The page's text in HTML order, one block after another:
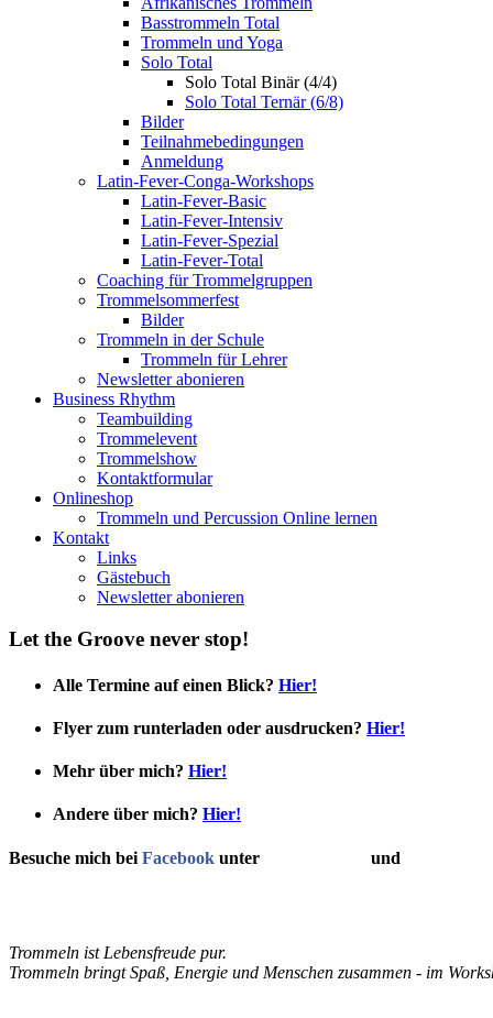
Basstrommeln Total
Trommeln und Yoga
Solo Total
Solo Total Binär (4/4)
Solo Total Ternär (6/8)
Bilder
Teilnahmebedingungen
Anmeldung
Latin-Fever-Conga-Workshops
Latin-Fever-Basic
Latin-Fever-Intensiv
Latin-Fever-Spezial
Latin-Fever-Total
Coaching für Trommelgruppen
Trommelsommerfest
Bilder
Trommeln in der Schule
Trommeln für Lehrer
Newsletter abonieren
Business Rhythm
Teambuilding
Trommelevent
Trommelshow
Kontaktformular
Onlineshop
Trommeln und Percussion Online lernen
Kontakt
Links
Gästebuch
Newsletter abonieren
Let the Groove never stop!
Alle Termine auf einen Blick? Hier!
Flyer zum runterladen oder ausdrucken? Hier!
Mehr über mich? Hier!
Andere über mich? Hier!
Besuche mich bei Facebook unter und
Trommeln ist Lebensfreude pur.
Trommeln bringt Spaß, Energie und Menschen zusammen - im